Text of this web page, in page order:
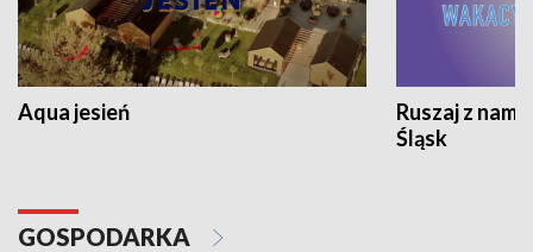
Aqua jesień
Ruszaj z
Śląsk
GOSPODARKA